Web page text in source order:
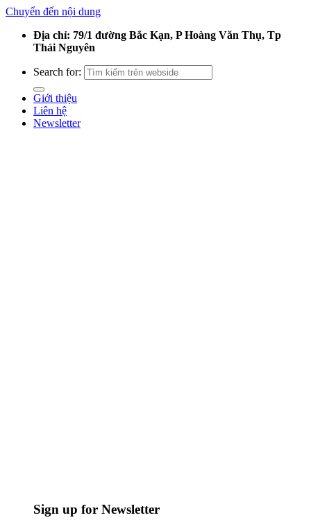
Chuyển đến nội dung
Địa chỉ: 79/1 đường Bắc Kạn, P Hoàng Văn Thụ, Tp
Thái Nguyên
Search for:
Giới thiệu
Liên hệ
Newsletter
Sign up for Newsletter